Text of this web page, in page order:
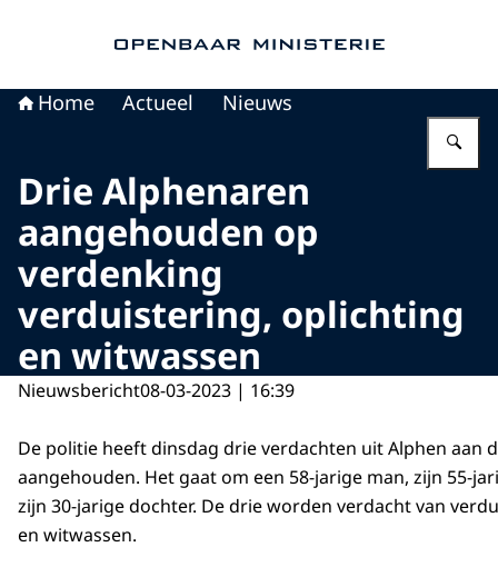
Home Actueel Nieuws
Drie Alphenaren
aangehouden op
verdenking
verduistering, oplichting
en witwassen
Nieuwsbericht08-03-2023 | 16:39
De politie heeft dinsdag drie verdachten uit Alphen aan
aangehouden. Het gaat om een 58-jarige man, zijn 55-
zijn 30-jarige dochter. De drie worden verdacht van
en witwassen.